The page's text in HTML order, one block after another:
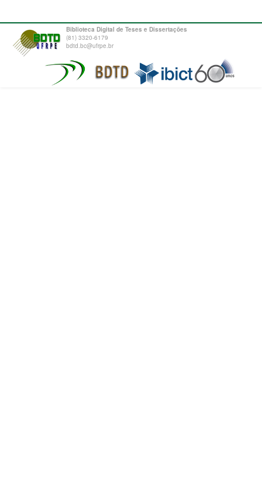
Biblioteca Digital de Teses e Dissertações
(81) 3320-6179
bdtd.bc@ufrpe.br